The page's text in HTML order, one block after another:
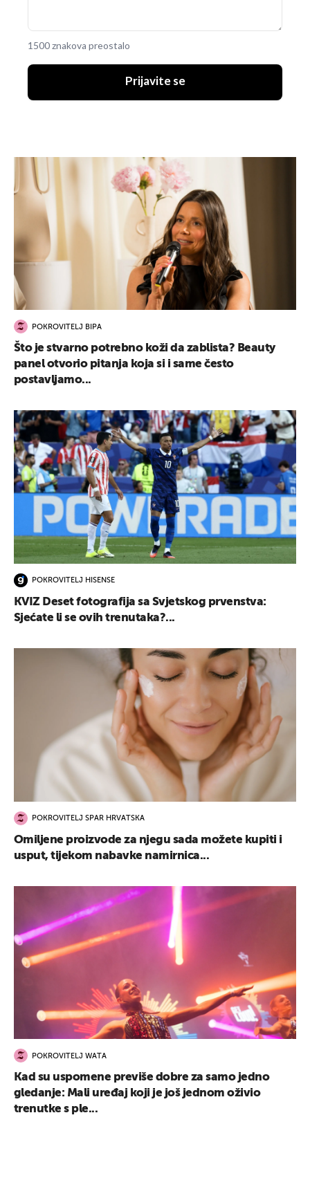
1500 znakova preostalo
Prijavite se
POKROVITELJ BIPA
Što je stvarno potrebno koži da zablista? Beauty
panel otvorio pitanja koja si i same često
postavljamo...
POKROVITELJ HISENSE
KVIZ Deset fotografija sa Svjetskog prvenstva:
Sjećate li se ovih trenutaka?...
POKROVITELJ SPAR HRVATSKA
Omiljene proizvode za njegu sada možete kupiti i
usput, tijekom nabavke namirnica...
POKROVITELJ WATA
Kad su uspomene previše dobre za samo jedno
gledanje: Mali uređaj koji je još jednom oživio
trenutke s ple...